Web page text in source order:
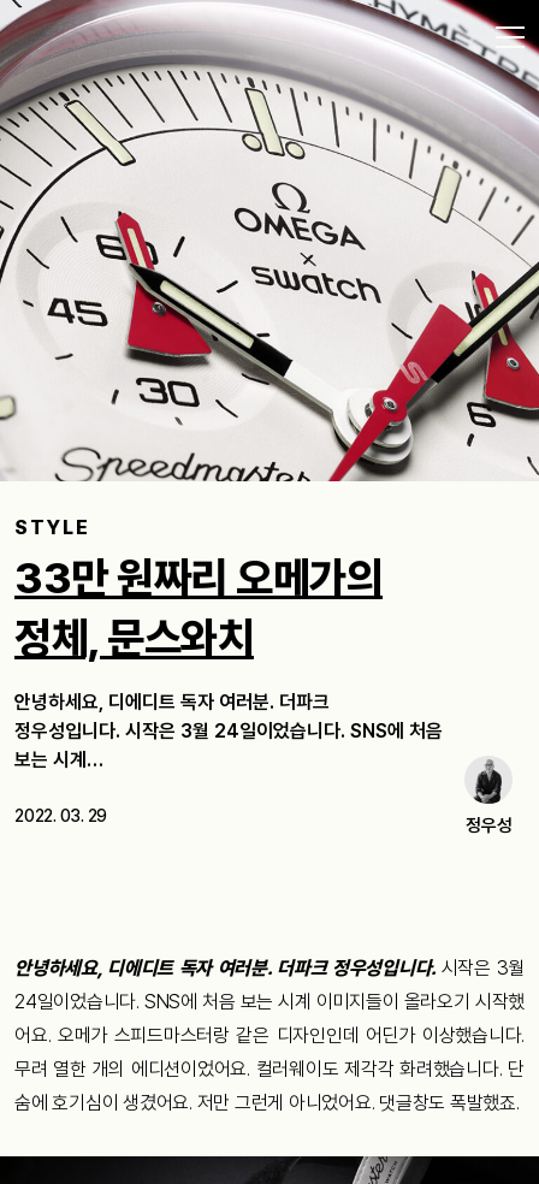
STYLE
33만 원짜리 오메가의
정체, 문스와치
안녕하세요, 디에디트 독자 여러분. 더파크
정우성입니다. 시작은 3월 24일이었습니다. SNS에 처음
보는 시계…
2022. 03. 29 정우성
안녕하세요, 디에디트 독자 여러분. 더파크 정우성입니다. 시작은 3월
24일이었습니다. SNS에 처음 보는 시계 이미지들이 올라오기 시작했
어요. 오메가 스피드마스터랑 같은 디자인인데 어딘가 이상했습니다.
무려 열한 개의 에디션이었어요. 컬러웨이도 제각각 화려했습니다. 단
숨에 호기심이 생겼어요. 저만 그런게 아니었어요. 댓글창도 폭발했죠.